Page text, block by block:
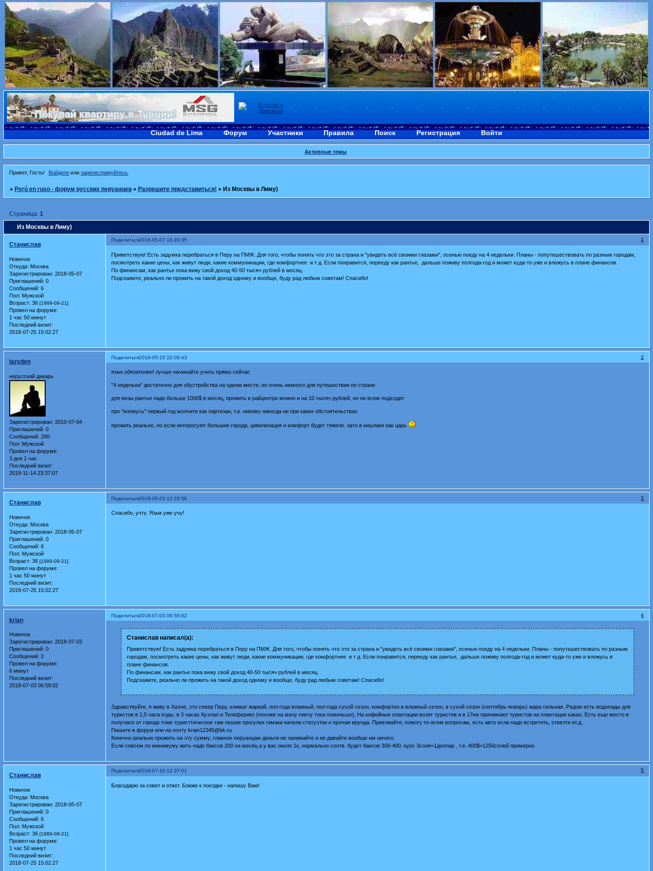
Ciudad de Lima Форум Участники Правила Поиск Регистрация Войти
Активные темы
Привет, Гость! Войдите илизарегистрируйтесь
» Perú en ruso - форум русских перуанцев » Разрешите представиться! » Из Москвы в Лиму)
Из Москвы в Лиму)
Страница: 1
Поделиться 1
2018-05-07 16:20:35
Станислав
Новичок
Откуда: Москва
Зарегистрирован: 2018-05-07
Приглашений: 0
Сообщений: 6
Пол: Мужской
Возраст: 36 [1989-09-21]
Провел на форуме:
1 час 50 минут
Последний визит:
2018-07-25 15:02:27
Приветствую! Есть задумка перебраться в Перу на ПМЖ. Для того, чтобы понять что это за страна и "увидеть всё своими глазами", осенью поеду на 4 недельки. Планы - попутешествовать по разным городам,
посмотреть какие цены, как живут люди, какие коммуникации, где комфортнее и т д. Если понравится, перееду как рантье, дальше поживу полгода-год и может куда-то уже и вложусь в плане финансов.
По финансам, как рантье пока вижу свой доход 40-50 тысяч рублей в месяц.
Подскажите, реально ли прожить на такой доход одному и вообще, буду рад любым советам! Спасибо!
Поделиться 2
2018-05-15 22:09:43
lazyden
нерусский дикарь
Зарегистрирован: 2010-07-04
Приглашений: 0
Сообщений: 290
Пол: Мужской
Провел на форуме:
3 дня 1 час
Последний визит:
2019-11-14 23:37:07
язык обязателен! лучше начинайте учить прямо сейчас
"4 недельки" достаточно для обустройства на одном месте, но очень немного для путешествия по стране
для визы рантье надо больше 1000$ в месяц, прожить в райцентре можно и на 10 тысяч рублей, но не всем подходит
про "вложусь" первый год молчите как партизан, т.е. никому никогда ни при каких обстоятельствах
прожить реально, но если интересуют большие города, цивилизация и комфорт будет тяжело. зато в кишлаке как царь
Поделиться 3
2018-05-23 12:33:56
Станислав
Новичок
Откуда: Москва
Зарегистрирован: 2018-05-07
Приглашений: 0
Сообщений: 6
Пол: Мужской
Возраст: 36 [1989-09-21]
Провел на форуме:
1 час 50 минут
Последний визит:
2018-07-25 15:02:27
Спасибо, учту. Язык уже учу!
Поделиться 4
2018-07-03 06:58:02
krian
Новичок
Зарегистрирован: 2018-07-03
Приглашений: 0
Сообщений: 2
Провел на форуме:
6 минут
Последний визит:
2018-07-03 06:58:02
Станислав написал(а):
Приветствую! Есть задумка перебраться в Перу на ПМЖ. Для того, чтобы понять что это за страна и "увидеть всё своими глазами", осенью поеду на 4 недельки. Планы - попутешествовать по разным
городам, посмотреть какие цены, как живут люди, какие коммуникации, где комфортнее и т д. Если понравится, перееду как рантье, дальше поживу полгода-год и может куда-то уже и вложусь в
плане финансов.
По финансам, как рантье пока вижу свой доход 40-50 тысяч рублей в месяц.
Подскажите, реально ли прожить на такой доход одному и вообще, буду рад любым советам! Спасибо!
Здравствуйте, я живу в Хаэне, это север Перу, климат жаркий, пол года влажный, пол года сухой сезон, комфортно в влажный сезон, в сухой сезон (сентябрь-январь) жара сильная. Рядом есть водопады для
туристов в 1,5 часа езды, в 3 часах Куэлап и Телеферико (похоже на мачу пикчу тока поменьше), На кофейные плантации возят туристов и в 17км принимают туристов на плантации какао. Есть еще место в
получасе от города тоже туристтическое там пешие прогулки гамаки качели статуэтки и прочая ерунда. Приезжайте, помогу по всем вопросам, есть авто если надо встретить, отвезти ит.д.
Пишите в форум или на почту krian12345@bk.ru
Конечно реально прожить на эту сумму, главное перуанцам деньги не занимайте и не давайте вообще им ничего.
Если совсем по минимуму жить надо баксов 200 на месяц а у вас около 1к, нормально соотв. будет баксов 300-400. курс 3соля=1доллар , т.е. 400$=1250солей примерно
Поделиться 5
2018-07-10 12:37:01
Станислав
Новичок
Откуда: Москва
Зарегистрирован: 2018-05-07
Приглашений: 0
Сообщений: 6
Пол: Мужской
Возраст: 36 [1989-09-21]
Провел на форуме:
1 час 50 минут
Последний визит:
2018-07-25 15:02:27
Благодарю за совет и ответ. Ближе к поездке - напишу Вам!